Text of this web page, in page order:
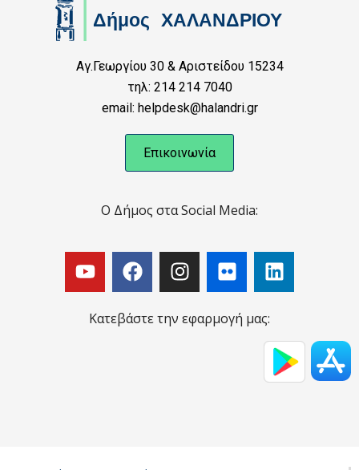
Αγ.Γεωργίου 30 & Αριστείδου 15234
τηλ: 214 214 7040
email: helpdesk@halandri.gr
Επικοινωνία
Ο Δήμος στα Social Media:
Κατεβάστε την εφαρμογή μας: